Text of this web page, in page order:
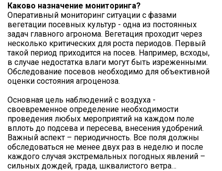
Каково назначение мониторинга?
Оперативный мониторинг ситуации с фазами
вегетации посевных культур - одна из постоянных
задач главного агронома. Вегетация проходит через
несколько критических для роста периодов. Первый
такой период приходится на посев. Например, всходы,
в случае недостатка влаги могут быть изреженными.
Обследование посевов необходимо для объективной
оценки состояния агроценоза.
Основная цель наблюдений с воздуха -
своевременное определение необходимости
проведения любых мероприятий на каждом поле
вплоть до подсева и пересева, внесения удобрений.
Важный аспект – периодичность. Все поля должны
обследоваться не менее двух раз в неделю и после
каждого случая экстремальных погодных явлений –
сильных дождей, града, шквалистого ветра…